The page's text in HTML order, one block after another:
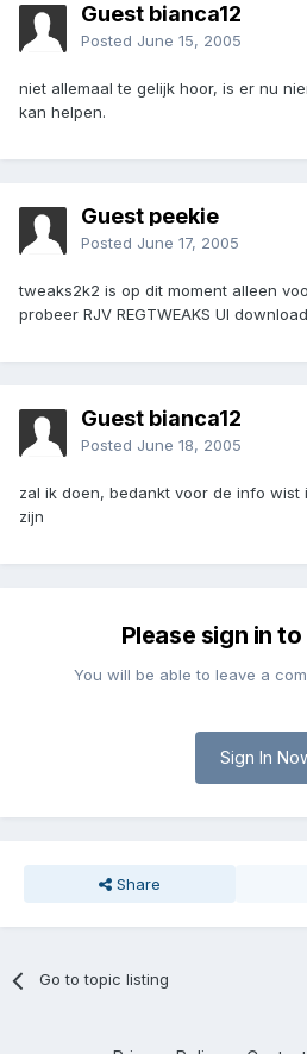
Guest bianca12
Posted June 15, 2005
niet allemaal te gelijk hoor, is er nu
kan helpen.
Guest peekie
Posted June 17, 2005
tweaks2k2 is op dit moment alleen
probeer RJV REGTWEAKS UI
Guest bianca12
Posted June 18, 2005
zal ik doen, bedankt voor de info wist
zijn
Please sign in
You will be able to leave a
Sign In
Share
Go to topic listing